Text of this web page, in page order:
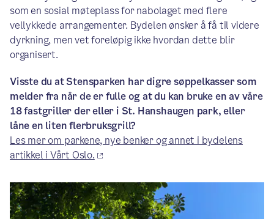
som en sosial møteplass for nabolaget med flere
vellykkede arrangementer. Bydelen ønsker å få til videre
dyrkning, men vet foreløpig ikke hvordan dette blir
organisert.
Visste du at Stensparken har digre søppelkasser som
melder fra når de er fulle og at du kan bruke en av våre
18 fastgriller der eller i St. Hanshaugen park, eller
låne en liten flerbruksgrill?
Les mer om parkene, nye benker og annet i bydelens
artikkel i Vårt Oslo.